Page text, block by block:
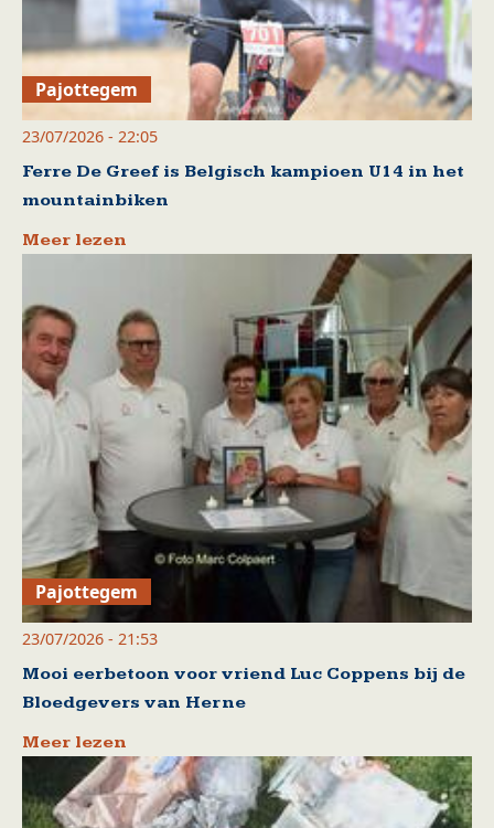
Pajottegem
23/07/2026 - 22:05
Ferre De Greef is Belgisch kampioen U14 in het
mountainbiken
Meer lezen
Pajottegem
23/07/2026 - 21:53
Mooi eerbetoon voor vriend Luc Coppens bij de
Bloedgevers van Herne
Meer lezen